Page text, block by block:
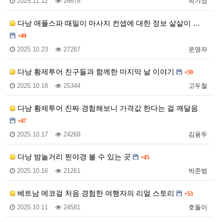
다낭 애플스파 때밀이 마사지 컨셉에 대한 정보 샅샅이 …
+49
운영자
2025.10.23 27267
다낭 황제투어 친구들과 함께한 마지막 날 이야기 +59
고두철
2025.10.18 25344
다낭 황제투어 진짜 경험해보니 가격값 한다는 걸 깨달음
+47
김용두
2025.10.17 24269
다낭 밤놀거리 찐야경 볼 수 있는 곳 +45
박준범
2025.10.16 21261
베트남 에코걸 처음 경험한 여행자의 리얼 스토리 +53
호돌이
2025.10.11 24581